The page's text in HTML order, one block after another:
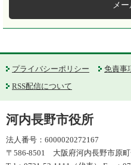
メ
プライバシーポリシー 免責事
RSS配信について
河内長野市役所
法人番号：6000020272167
〒586-8501 大阪府河内長野市原